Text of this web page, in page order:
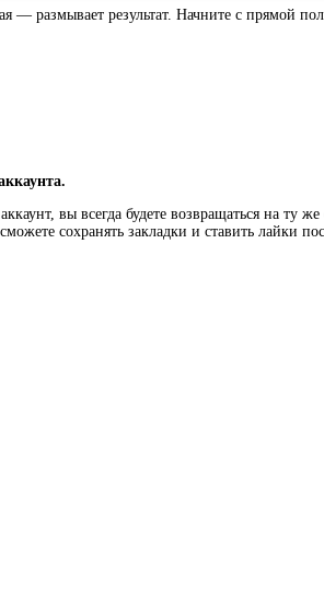
размывает результат. Начните с прямой
вы всегда будете возвращаться на
сохранять закладки и ставить лайки